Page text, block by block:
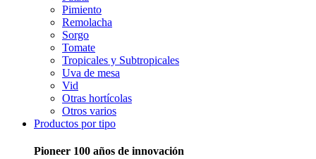
Pimiento
Remolacha
Sorgo
Tomate
Tropicales y Subtropicales
Uva de mesa
Vid
Otras hortícolas
Otros varios
Productos por tipo
Pioneer 100 años de innovación